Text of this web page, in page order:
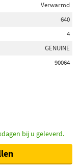
Verwarmd
640
4
GENUINE
90064
bij u geleverd.